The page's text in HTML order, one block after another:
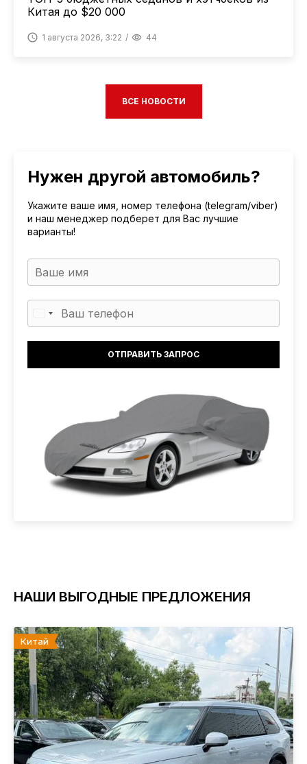
Китая до $20 000
1 августа 2026, 3:22 44
ВСЕ НОВОСТИ
Нужен другой автомобиль?
Укажите ваше имя, номер телефона (telegram/viber)
и наш менеджер подберет для Вас лучшие
варианты!
НАШИ ВЫГОДНЫЕ ПРЕДЛОЖЕНИЯ
Китай